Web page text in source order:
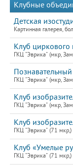
Клубные
Детская
Картинная галерея,
Клуб циркового
ГКЦ "Эврика" (мкр,
ГКЦ "Эврика" (мкр,
Клуб
ГКЦ "Эврика" (мкр,
Клуб
ГКЦ "Эврика" (71 мкр,)
Клуб «Умелые
ГКЦ "Эврика" (71 мкр,)